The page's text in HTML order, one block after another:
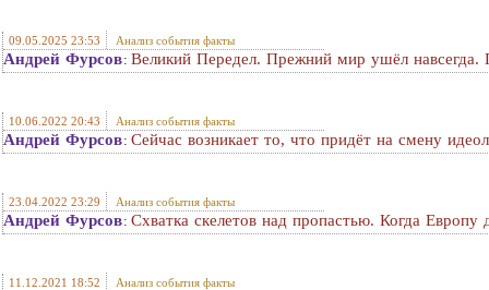
09.05.2025 23:53 Анализ события факты
Андрей Фурсов: Великий Передел. Прежний мир ушёл навсегда.
10.06.2022 20:43 Анализ события факты
Андрей Фурсов: Сейчас возникает то, что придёт на смену
23.04.2022 23:29 Анализ события факты
Андрей Фурсов: Схватка скелетов над пропастью. Когда
11.12.2021 18:52 Анализ события факты